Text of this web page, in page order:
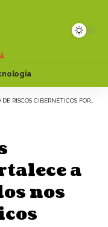
FORTALECE A PROTEÇÃO DE DADOS NOS REGISTROS PÚBLICOS
a
nos